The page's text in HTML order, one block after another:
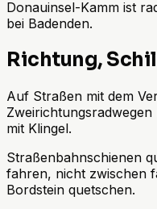
Donauinsel-Kamm ist
bei Badenden.
Richtung,
Auf Straßen mit dem
mit Klingel.
Straßenbahnschienen
fahren, nicht zwischen
Bordstein quetschen.